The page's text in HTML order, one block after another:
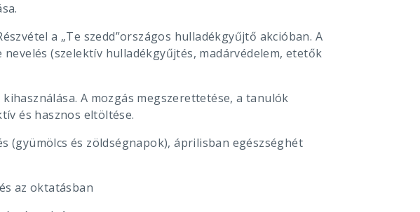
a „Te szedd”országos hulladékgyűjtő akcióban. A
(szelektív hulladékgyűjtés, madárvédelem, etetők
A mozgás megszerettetése, a tanulók
és hasznos eltöltése.
(gyümölcs és zöldségnapok), áprilisban egészséghét
az oktatásban